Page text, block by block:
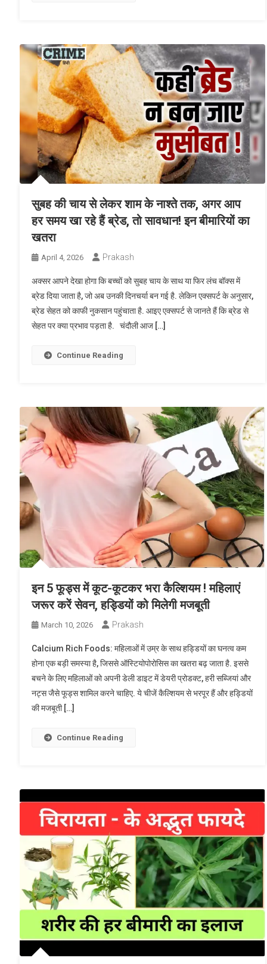
सुबह की चाय से लेकर शाम के नाश्ते तक, अगर आप
हर समय खा रहे हैं ब्रेड, तो सावधान! इन बीमारियों का
खतरा
April 4, 2026 Prakash
अक्सर आपने देखा होगा कि बच्चों को सुबह चाय के साथ या फिर लंच बॉक्स में
ब्रेड दिया जाता है, जो अब उनकी दिनचर्या बन गई है. लेकिन एक्सपर्ट के अनुसार,
ब्रेड सेहत को काफी नुकसान पहुंचाता है. आइए एक्सपर्ट से जानते हैं कि ब्रेड से
सेहत पर क्या प्रभाव पड़ता है. चंदौली आज […]
Continue Reading
इन 5 फूड्स में कूट-कूटकर भरा कैल्शियम ! महिलाएं
जरूर करें सेवन, हड्डियों को मिलेगी मजबूती
March 10, 2026 Prakash
Calcium Rich Foods: महिलाओं में उम्र के साथ हड्डियों का घनत्व कम
होना एक बड़ी समस्या है, जिससे ऑस्टियोपोरोसिस का खतरा बढ़ जाता है. इससे
बचने के लिए महिलाओं को अपनी डेली डाइट में डेयरी प्रोडक्ट, हरी सब्जियां और
नट्स जैसे फूड्स शामिल करने चाहिए. ये चीजें कैल्शियम से भरपूर हैं और हड्डियों
की मजबूती […]
Continue Reading